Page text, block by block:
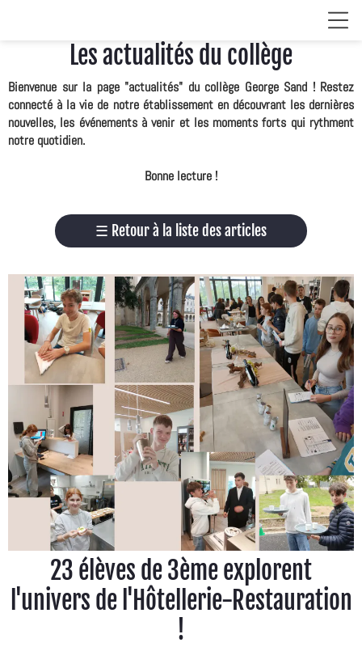
Les actualités du collège
Bienvenue sur la page "actualités" du collège George Sand ! Restez
connecté à la vie de notre établissement en découvrant les dernières
nouvelles, les événements à venir et les moments forts qui rythment
notre quotidien.
Bonne lecture !
☰ Retour à la liste des articles
23 élèves de 3ème explorent
l'univers de l'Hôtellerie-Restauration
!